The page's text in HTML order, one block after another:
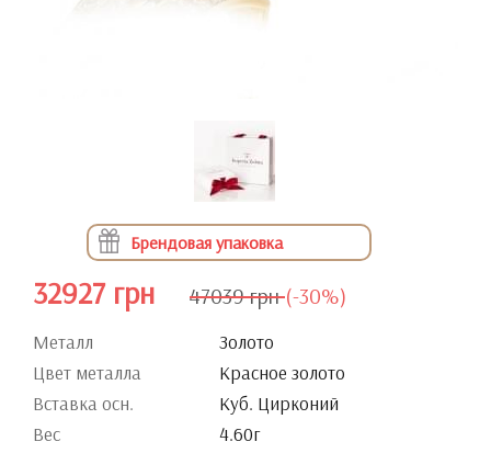
Брендовая упаковка
32927 грн 47039 грн (-30%)
Металл
Золото
Цвет металла
Красное золото
Вставка осн.
Куб. Цирконий
Вес
4.60г